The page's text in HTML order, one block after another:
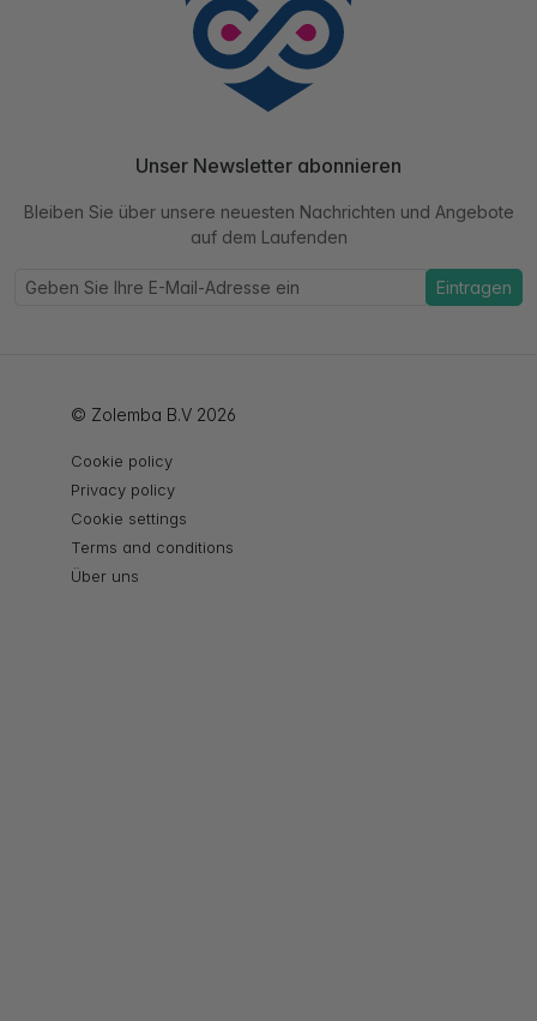
Unser Newsletter abonnieren
Bleiben Sie über unsere neuesten Nachrichten und Angebote
auf dem Laufenden
Eintragen
© Zolemba B.V 2026
Cookie policy
Privacy policy
Cookie settings
Terms and conditions
Über uns